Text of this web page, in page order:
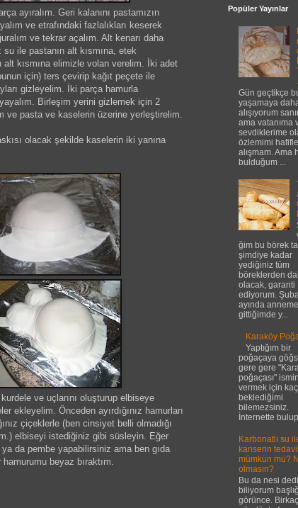
ayıralım. Geri kalanını pastamızın
ve etrafındaki fazlalıkları keserek
ve tekrar açalım. Alt kenarı daha
ile pastanın alt kısmına, etek
alt kısmına elimizle volan verelim. İki adet
için) ters çevirip kağıt peçete ile
gizleyelim. İki parça hamurla
Birleşim yerini gizlemek için 2
ve pasta ve kaselerin üzerine yerleştirelim.
olacak şekilde kaselerin iki yanına
ve uçlarını oluşturup elbiseye
ekleyelim. Önceden ayırdığınız hamurları
çiçeklerle (ben cinsiyet belli olmadığı
elbiseyi istediğiniz gibi süsleyin. Eğer
da pembe yapabilirsiniz ama ben gıda
beyaz bıraktım.
Popüler Yayınlar
Gün geçtikçe
yaşamaya
alışıyorum
ama vatanıma
sevdiklerime
özlemimi
alışmam. Ama
bulduğum ...
ğim bu börek
şimdiye kadar
yediğiniz tüm
böreklerden
olacak, garanti
ediyorum.
ayında anneme
gittiğimde y...
Karaköy
Yaptığım bir
poğaçaya
gere gere
poğaçası"
vermek için kaç
beklediğimi
bilemezsiniz.
İnternette
Karbonatlı su
kanserin
mümkün mü?
olmasın?
Bu da nesi
biliyorum
görünce. Birkaç